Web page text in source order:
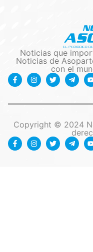
Noticias que
Noticias de
con el
Copyright © 2024